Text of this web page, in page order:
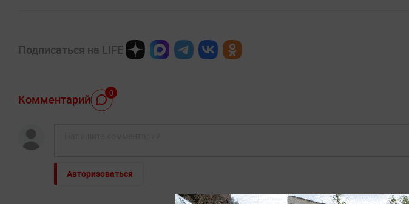
Подписаться на LIFE
Комментарий 0
Авторизоваться